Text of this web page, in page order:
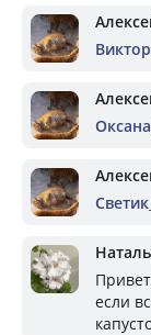
Оксана
если